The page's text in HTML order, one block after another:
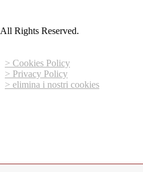
All Rights Reserved.
> Cookies Policy
> Privacy Policy
> elimina i nostri cookies